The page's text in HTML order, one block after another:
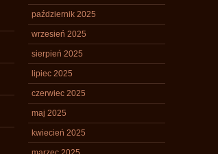
październik 2025
wrzesień 2025
sierpień 2025
lipiec 2025
czerwiec 2025
maj 2025
kwiecień 2025